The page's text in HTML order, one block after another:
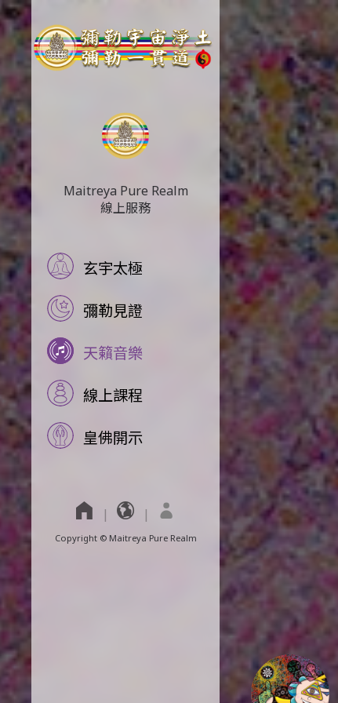
Maitreya Pure Realm
線上服務
玄宇太極
彌勒見證
天籟音樂
線上課程
皇佛開示
Copyright © Maitreya Pure Realm